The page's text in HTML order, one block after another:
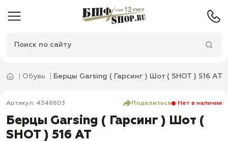
Обувь Берцы Garsing ( Гарсинг ) Шот ( SHOT ) 516 АТ
Артикул: 4348803 Поделиться Нет в наличии
Берцы Garsing ( Гарсинг ) Шот (
SHOT ) 516 АТ